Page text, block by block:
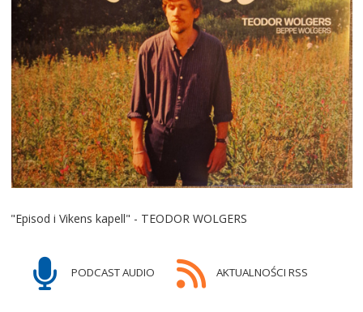
"Episod i Vikens kapell" - TEODOR WOLGERS
PODCAST AUDIO AKTUALNOŚCI RSS